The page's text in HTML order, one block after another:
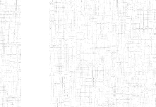
YOKADOUMA
ENIEG
D'ABONG
MBANG